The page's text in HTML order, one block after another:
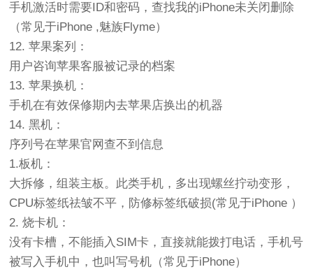
手机激活时需要ID和密码，查找我的iPhone未关闭删除
（常见于iPhone ,魅族Flyme）
12. 苹果案列：
用户咨询苹果客服被记录的档案
13. 苹果换机：
手机在有效保修期内去苹果店换出的机器
14. 黑机：
序列号在苹果官网查不到信息
1.板机：
大拆修，组装主板。此类手机，多出现螺丝拧动变形，
CPU标签纸祛皱不平，防修标签纸破损(常见于iPhone ）
2. 烧卡机：
没有卡槽，不能插入SIM卡，直接就能拨打电话，手机号
被写入手机中，也叫写号机（常见于iPhone）